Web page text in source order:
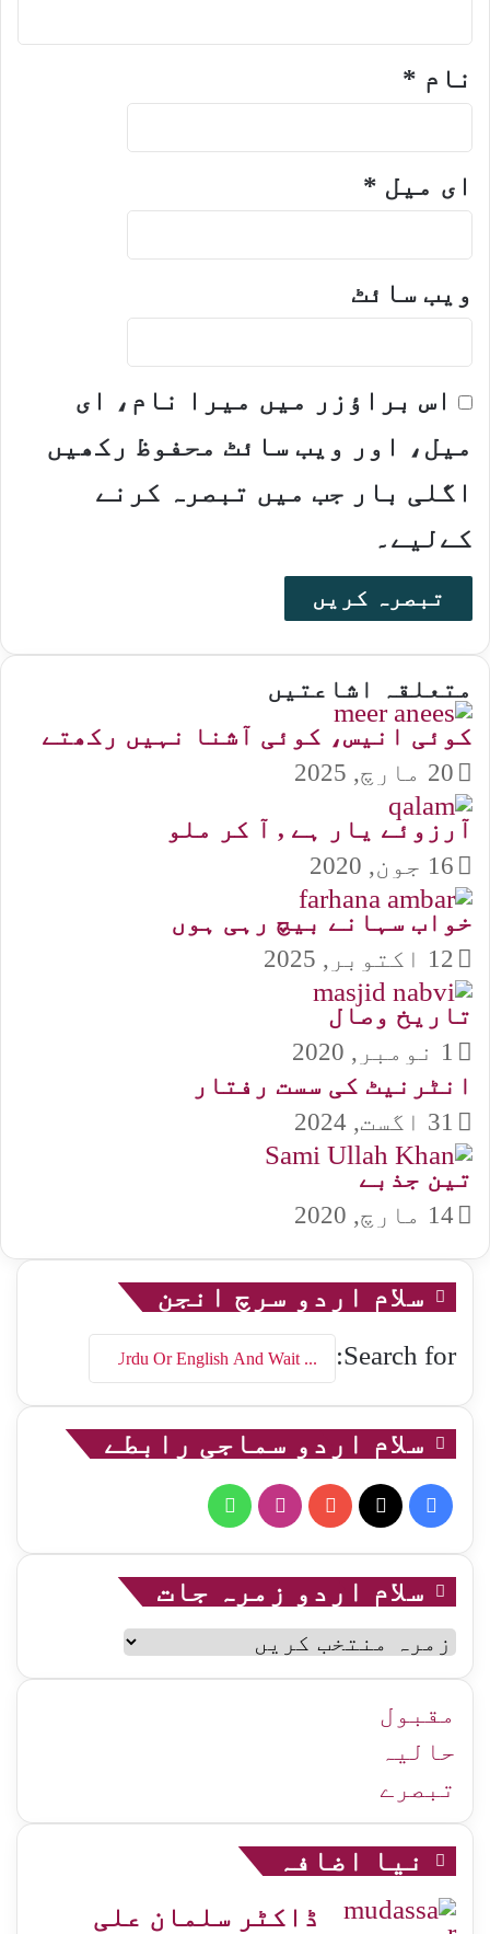
نام *
ای میل *
ویب‌ سائٹ
اس براؤزر میں میرا نام، ای
میل، اور ویب سائٹ محفوظ رکھیں
اگلی بار جب میں تبصرہ کرنے
کےلیے۔
متعلقہ اشاعتیں
کوئی انیس، کوئی آشنا نہیں رکھتے
20 مارچ, 2025
آرزوئے یار ہے , آ کر ملو
16 جون, 2020
خواب سہانے بیچ رہی ہوں
12 اکتوبر, 2025
تاریخ وصال
1 نومبر, 2020
انٹرنیٹ کی سست رفتار
31 اگست, 2024
تین جذبے
14 مارچ, 2020
سلام اردو سرچ انجن
Search for:
سلام اردو سماجی رابطے
Facebook
YouTube
Instagram
WhatsApp
سلام اردو زمرہ جات
سلام
اردو
زمرہ
جات
مقبول
حالیہ
تبصرے
نیا اضافہ
ڈاکٹر سلمان علی